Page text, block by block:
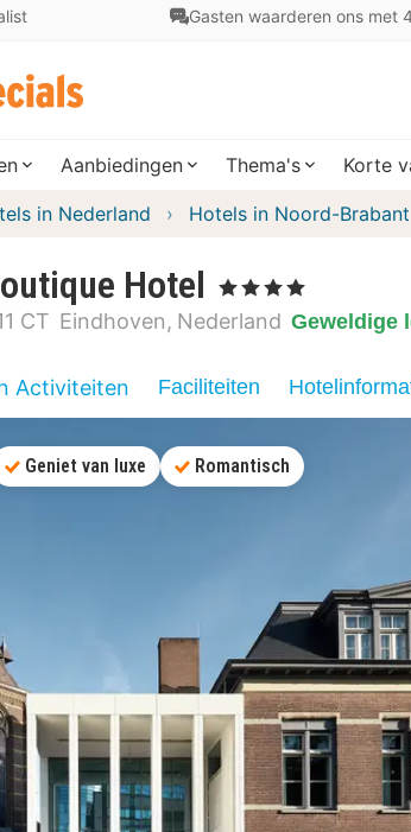
Gasten waarderen ons met
Aanbiedingen Thema's Korte
in Nederland Hotels in Noord-Brabant
Hotel , 4 Sterren
CT Eindhoven Nederland Geweldige
Activiteiten Faciliteiten
Geniet van luxe Romantisch